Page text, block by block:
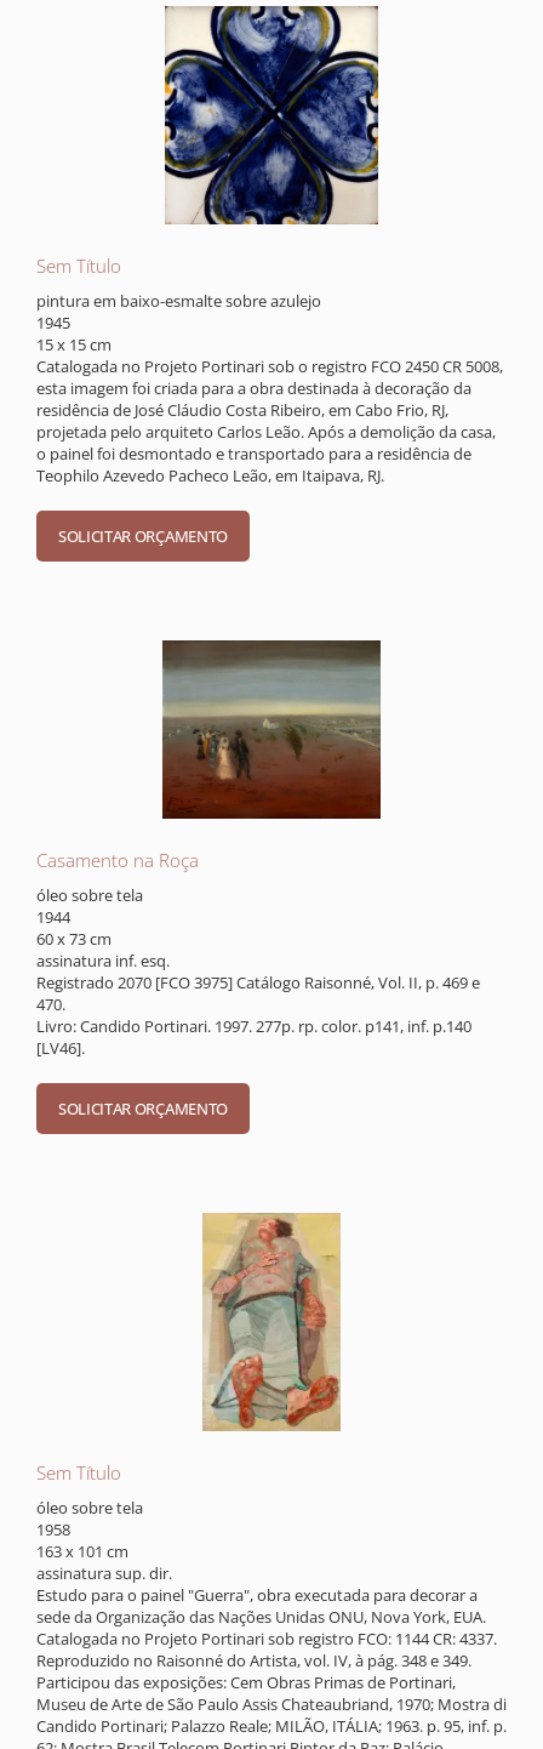
Sem Título
pintura em baixo-esmalte sobre azulejo
1945
15 x 15 cm
Catalogada no Projeto Portinari sob o registro FCO 2450 CR 5008,
esta imagem foi criada para a obra destinada à decoração da
residência de José Cláudio Costa Ribeiro, em Cabo Frio, RJ,
projetada pelo arquiteto Carlos Leão. Após a demolição da casa,
o painel foi desmontado e transportado para a residência de
Teophilo Azevedo Pacheco Leão, em Itaipava, RJ.
Casamento na Roça
óleo sobre tela
1944
60 x 73 cm
assinatura inf. esq.
Registrado 2070 [FCO 3975] Catálogo Raisonné, Vol. II, p. 469 e
470.
Livro: Candido Portinari. 1997. 277p. rp. color. p141, inf. p.140
[LV46].
Sem Título
óleo sobre tela
1958
163 x 101 cm
assinatura sup. dir.
Estudo para o painel "Guerra", obra executada para decorar a
sede da Organização das Nações Unidas ONU, Nova York, EUA.
Catalogada no Projeto Portinari sob registro FCO: 1144 CR: 4337.
Reproduzido no Raisonné do Artista, vol. IV, à pág. 348 e 349.
Participou das exposições: Cem Obras Primas de Portinari,
Museu de Arte de São Paulo Assis Chateaubriand, 1970; Mostra di
Candido Portinari; Palazzo Reale; MILÃO, ITÁLIA; 1963. p. 95, inf. p.